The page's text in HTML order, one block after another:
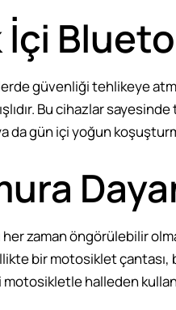
İçi
güvenliği tehlikeye
Bu cihazlar
da gün içi yoğun
her zaman öngörülebilir
bir motosiklet çantası,
halleden